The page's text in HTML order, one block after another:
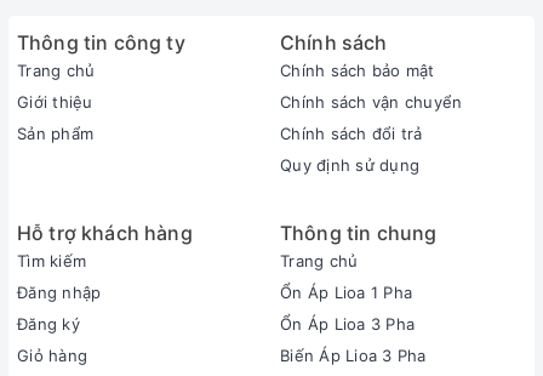
Thông tin công ty
Trang chủ
Giới thiệu
Sản phẩm
Chính sách
Chính sách bảo mật
Chính sách vận chuyển
Chính sách đổi trả
Quy định sử dụng
Hỗ trợ khách hàng
Tìm kiếm
Đăng nhập
Đăng ký
Giỏ hàng
Thông tin chung
Trang chủ
Ổn Áp Lioa 1 Pha
Ổn Áp Lioa 3 Pha
Biến Áp Lioa 3 Pha